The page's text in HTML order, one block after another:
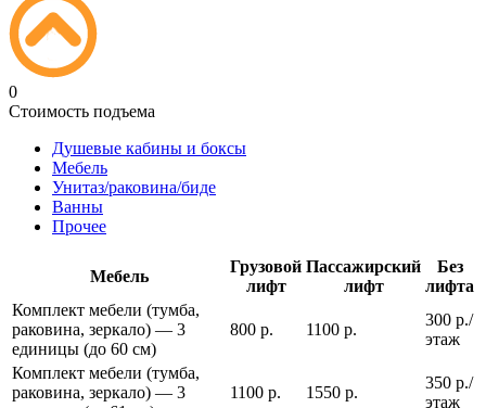
0
Стоимость подъема
Душевые кабины и боксы
Мебель
Унитаз/раковина/биде
Ванны
Прочее
Мебель
Грузовой
лифт
Пассажирский
лифт
Без
лифта
Комплект мебели (тумба,
раковина, зеркало) — 3
единицы (до 60 см)
800 р. 1100 р.
300 р./
этаж
Комплект мебели (тумба,
раковина, зеркало) — 3
1100 р. 1550 р.
350 р./
этаж